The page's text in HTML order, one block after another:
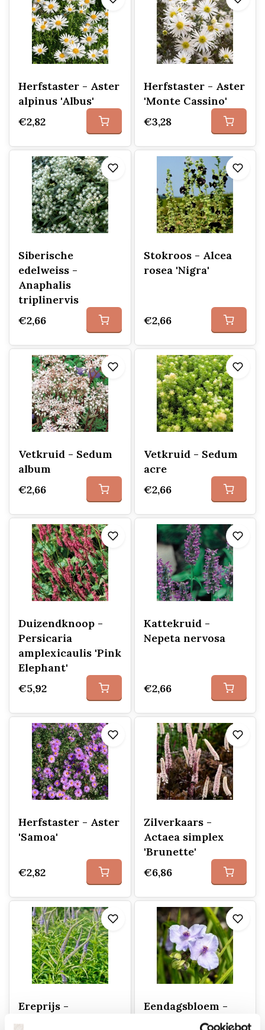
Herfstaster - Aster
alpinus 'Albus'
€2,82
Herfstaster - Aster
'Monte Cassino'
€3,28
Siberische
edelweiss -
Anaphalis
triplinervis
€2,66
Stokroos - Alcea
rosea 'Nigra'
€2,66
Vetkruid - Sedum
album
€2,66
Vetkruid - Sedum
acre
€2,66
Duizendknoop -
Persicaria
amplexicaulis 'Pink
Elephant'
€5,92
Kattekruid -
Nepeta nervosa
€2,66
Herfstaster - Aster
'Samoa'
€2,82
Zilverkaars -
Actaea simplex
'Brunette'
€6,86
Ereprijs -
Veronicastrum
Eendagsbloem -
Tradescantia